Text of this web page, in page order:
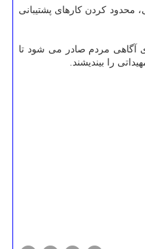
محدود کردن کارهای پشتیبانی
آگاهی مردم صادر می شود تا
را بیندیشند.